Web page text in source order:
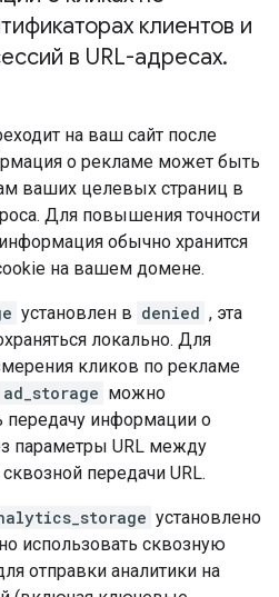
клиентов и
в URL-адресах.
на ваш сайт после
о рекламе может быть
ваших целевых страниц в
Для повышения точности
обычно хранится
на вашем домене.
установлен в denied , эта
локально. Для
кликов по рекламе
ad_storage можно
передачу информации о
параметры URL между
передачи URL.
установлено
использовать сквозную
отправки аналитики на